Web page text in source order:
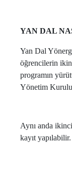
YAN DAL
Yan Dal
öğrencilerin
programın
Yönetim
Aynı anda
kayıt yapılabilir.